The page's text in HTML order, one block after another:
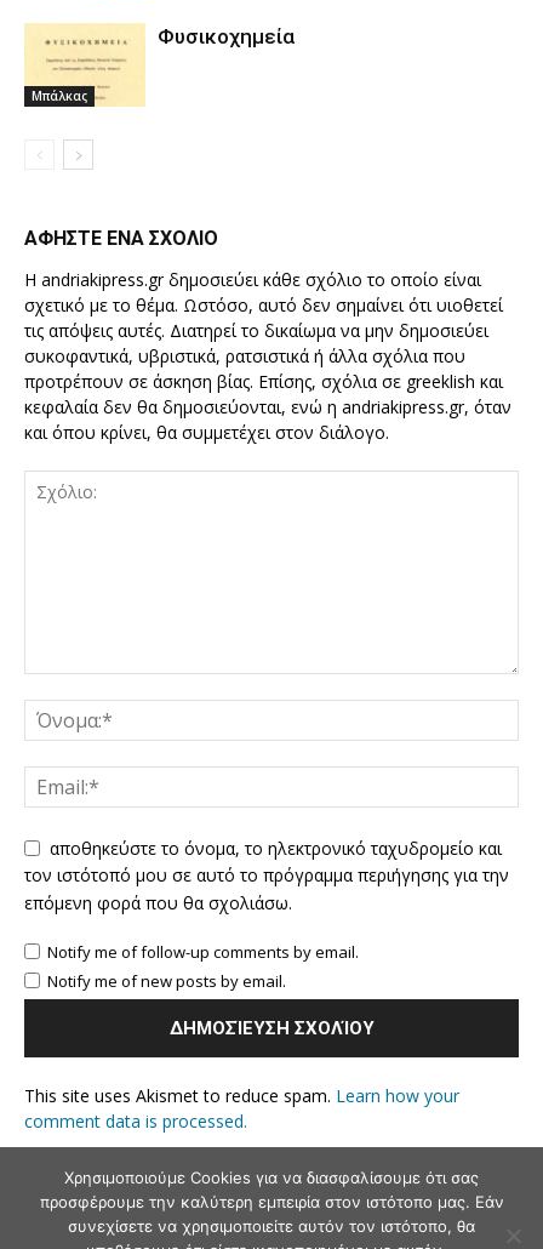
Μπάλκας
Φυσικοχημεία
ΑΦΗΣΤΕ ΕΝΑ ΣΧΟΛΙΟ
Η andriakipress.gr δημοσιεύει κάθε σχόλιο το οποίο είναι
σχετικό με το θέμα. Ωστόσο, αυτό δεν σημαίνει ότι υιοθετεί
τις απόψεις αυτές. Διατηρεί το δικαίωμα να μην δημοσιεύει
συκοφαντικά, υβριστικά, ρατσιστικά ή άλλα σχόλια που
προτρέπουν σε άσκηση βίας. Επίσης, σχόλια σε greeklish και
κεφαλαία δεν θα δημοσιεύονται, ενώ η andriakipress.gr, όταν
και όπου κρίνει, θα συμμετέχει στον διάλογο.
αποθηκεύστε το όνομα, το ηλεκτρονικό ταχυδρομείο και
τον ιστότοπό μου σε αυτό το πρόγραμμα περιήγησης για την
επόμενη φορά που θα σχολιάσω.
Notify me of follow-up comments by email.
Notify me of new posts by email.
This site uses Akismet to reduce spam. Learn how your
comment data is processed.
Χρησιμοποιούμε Cookies για να διασφαλίσουμε ότι σας
προσφέρουμε την καλύτερη εμπειρία στον ιστότοπο μας. Εάν
συνεχίσετε να χρησιμοποιείτε αυτόν τον ιστότοπο, θα